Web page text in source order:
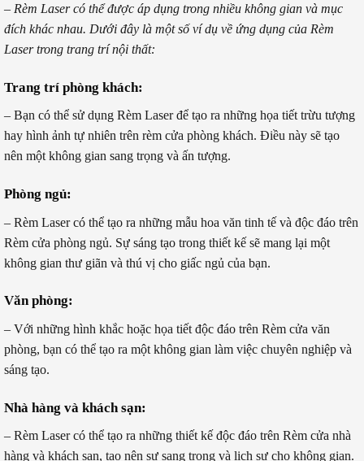
– Rèm Laser có thể được áp dụng trong nhiều không gian và mục
đích khác nhau. Dưới đây là một số ví dụ về ứng dụng của Rèm
Laser trong trang trí nội thất:
Trang trí phòng khách:
– Bạn có thể sử dụng Rèm Laser để tạo ra những họa tiết trừu tượng
hay hình ảnh tự nhiên trên rèm cửa phòng khách. Điều này sẽ tạo
nên một không gian sang trọng và ấn tượng.
Phòng ngủ:
– Rèm Laser có thể tạo ra những mẫu hoa văn tinh tế và độc đáo trên
Rèm cửa phòng ngủ. Sự sáng tạo trong thiết kế sẽ mang lại một
không gian thư giãn và thú vị cho giấc ngủ của bạn.
Văn phòng:
– Với những hình khắc hoặc họa tiết độc đáo trên Rèm cửa văn
phòng, bạn có thể tạo ra một không gian làm việc chuyên nghiệp và
sáng tạo.
Nhà hàng và khách sạn:
– Rèm Laser có thể tạo ra những thiết kế độc đáo trên Rèm cửa nhà
hàng và khách sạn, tạo nên sự sang trọng và lịch sự cho không gian.